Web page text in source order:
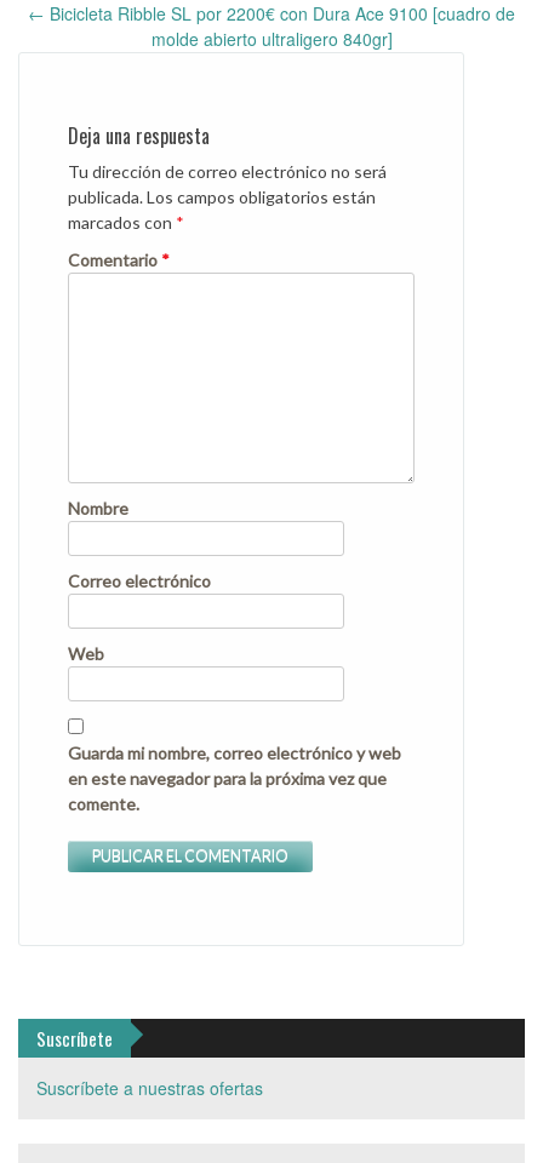
navigation
← Bicicleta Ribble SL por 2200€ con Dura Ace 9100 [cuadro de
molde abierto ultraligero 840gr]
Deja una respuesta
Tu dirección de correo electrónico no será
publicada.Los campos obligatorios están
marcados con *
Comentario *
Nombre
Correo electrónico
Web
Guarda mi nombre, correo electrónico y web
en este navegador para la próxima vez que
comente.
Suscríbete
Suscríbete a nuestras ofertas